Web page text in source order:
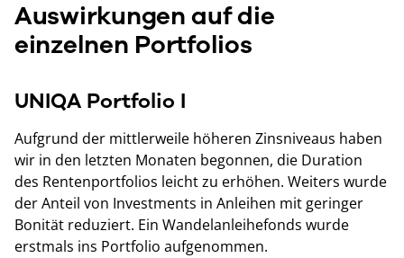
Auswirkungen auf die
einzelnen Portfolios
UNIQA Portfolio I
Aufgrund der mittlerweile höheren Zinsniveaus haben
wir in den letzten Monaten begonnen, die Duration
des Rentenportfolios leicht zu erhöhen. Weiters wurde
der Anteil von Investments in Anleihen mit geringer
Bonität reduziert. Ein Wandelanleihefonds wurde
erstmals ins Portfolio aufgenommen.